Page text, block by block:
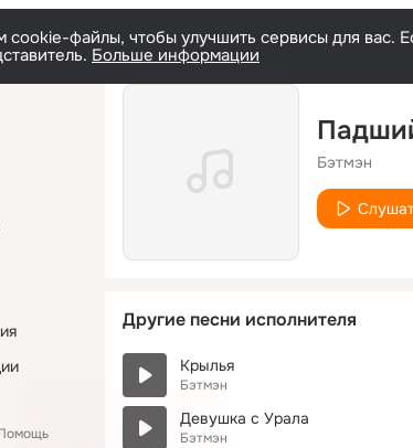
cookie-файлы, чтобы улучшить сервисы для вас.
Больше информации
Бэтмэн
Другие песни исполнителя
Крылья
Бэтмэн
Девушка с Урала
Бэтмэн